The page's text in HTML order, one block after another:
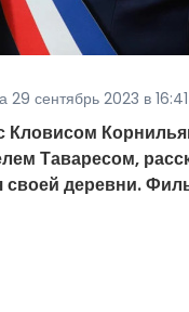
29 сентябрь 2023 в 16:41
Таваресом,
деревни.